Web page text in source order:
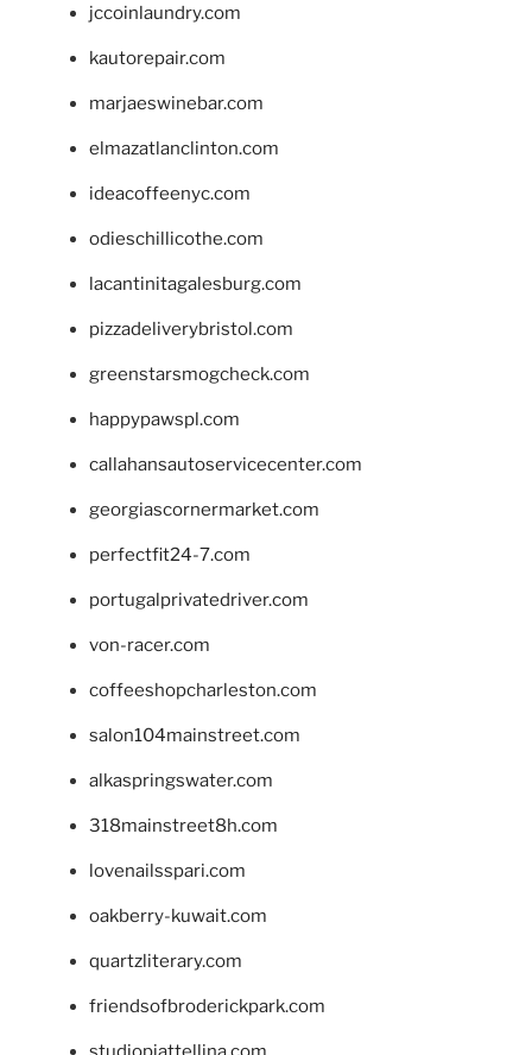
jccoinlaundry.com
kautorepair.com
marjaeswinebar.com
elmazatlanclinton.com
ideacoffeenyc.com
odieschillicothe.com
lacantinitagalesburg.com
pizzadeliverybristol.com
greenstarsmogcheck.com
happypawspl.com
callahansautoservicecenter.com
georgiascornermarket.com
perfectfit24-7.com
portugalprivatedriver.com
von-racer.com
coffeeshopcharleston.com
salon104mainstreet.com
alkaspringswater.com
318mainstreet8h.com
lovenailsspari.com
oakberry-kuwait.com
quartzliterary.com
friendsofbroderickpark.com